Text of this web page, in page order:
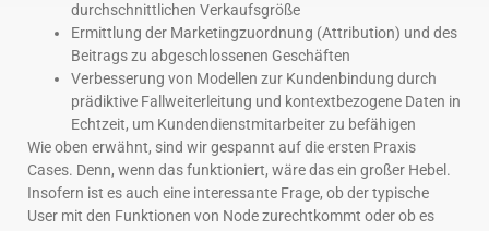
durchschnittlichen Verkaufsgröße
Ermittlung der Marketingzuordnung (Attribution) und des
Beitrags zu abgeschlossenen Geschäften
Verbesserung von Modellen zur Kundenbindung durch
prädiktive Fallweiterleitung und kontextbezogene Daten in
Echtzeit, um Kundendienstmitarbeiter zu befähigen
Wie oben erwähnt, sind wir gespannt auf die ersten Praxis
Cases. Denn, wenn das funktioniert, wäre das ein großer Hebel.
Insofern ist es auch eine interessante Frage, ob der typische
User mit den Funktionen von Node zurechtkommt oder ob es